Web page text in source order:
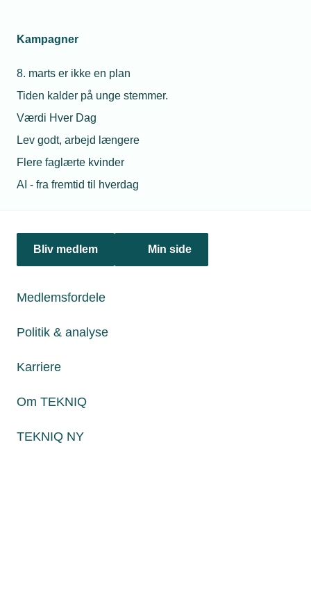
Kampagner
8. marts er ikke en plan
Tiden kalder på unge stemmer.
Værdi Hver Dag
Lev godt, arbejd længere
Flere faglærte kvinder
AI - fra fremtid til hverdag
Bliv medlem Min side
Medlemsfordele
Politik & analyse
Karriere
Om TEKNIQ
TEKNIQ NY
Politik & analyse
jura@tekniq.dk
tekniq@tekniq.dk
Fredag fra kl. 8:00 til 15:00
Paul Bergsøes Vej 6, 2600 Glostrup